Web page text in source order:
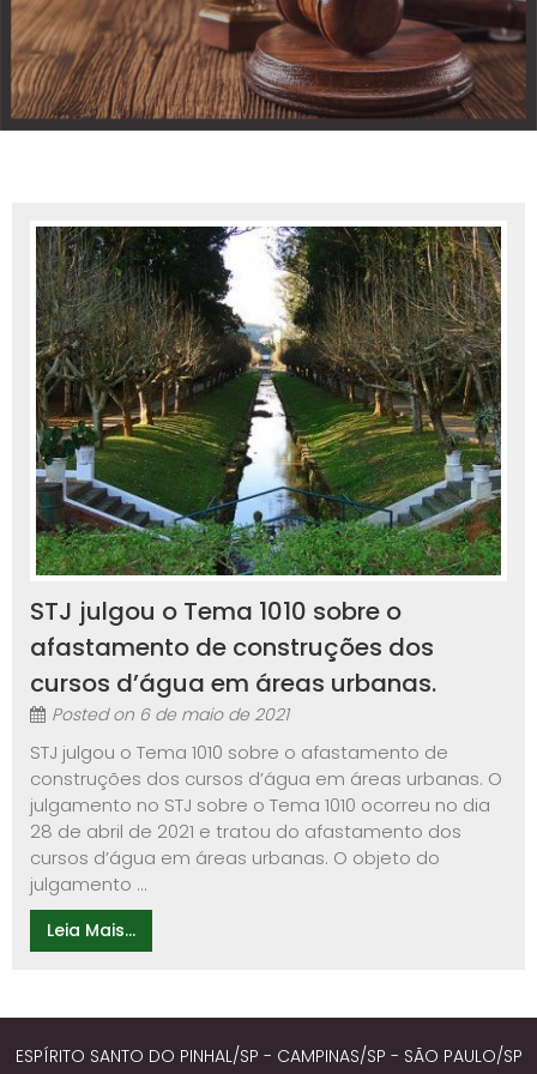
STJ julgou o Tema 1010 sobre o
afastamento de construções dos
cursos d’água em áreas urbanas.
Posted on 6 de maio de 2021
STJ julgou o Tema 1010 sobre o afastamento de
construções dos cursos d’água em áreas urbanas. O
julgamento no STJ sobre o Tema 1010 ocorreu no dia
28 de abril de 2021 e tratou do afastamento dos
cursos d’água em áreas urbanas. O objeto do
julgamento ...
Leia Mais...
ESPÍRITO SANTO DO PINHAL/SP - CAMPINAS/SP - SÃO PAULO/SP